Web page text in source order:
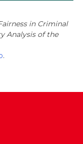
in Criminal
Analysis of the
.